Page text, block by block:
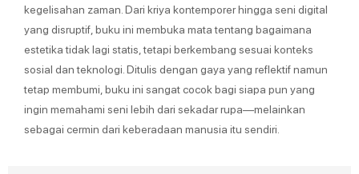
kegelisahan zaman. Dari kriya kontemporer hingga seni digital
yang disruptif, buku ini membuka mata tentang bagaimana
estetika tidak lagi statis, tetapi berkembang sesuai konteks
sosial dan teknologi. Ditulis dengan gaya yang reflektif namun
tetap membumi, buku ini sangat cocok bagi siapa pun yang
ingin memahami seni lebih dari sekadar rupa—melainkan
sebagai cermin dari keberadaan manusia itu sendiri.